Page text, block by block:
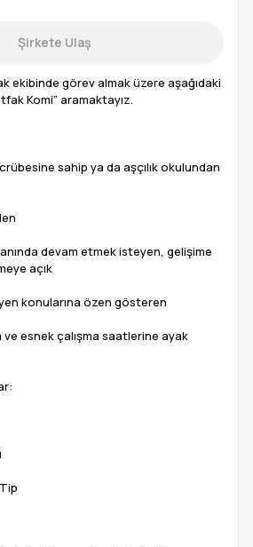
Şirkete Ulaş
ekibinde görev almak üzere aşağıdaki
Komi” aramaktayız.
sahip ya da aşçılık okulundan
devam etmek isteyen, gelişime
açık
konularına özen gösteren
esnek çalışma saatlerine ayak